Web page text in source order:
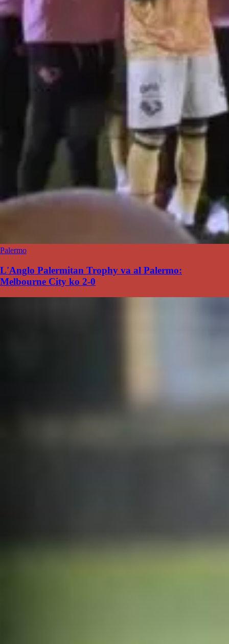
Palermo
L'Anglo Palermitan Trophy va al Palermo:
Melbourne City ko 2-0